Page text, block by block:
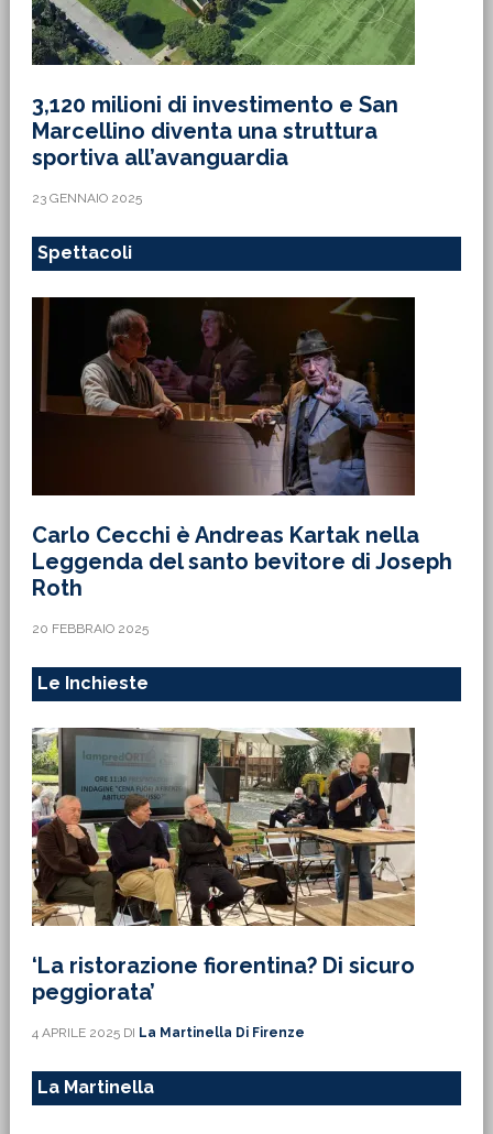
3,120 milioni di investimento e San
Marcellino diventa una struttura
sportiva all’avanguardia
23 GENNAIO 2025
Spettacoli
Carlo Cecchi è Andreas Kartak nella
Leggenda del santo bevitore di Joseph
Roth
20 FEBBRAIO 2025
Le Inchieste
‘La ristorazione fiorentina? Di sicuro
peggiorata’
4 APRILE 2025DI La Martinella Di Firenze
La Martinella